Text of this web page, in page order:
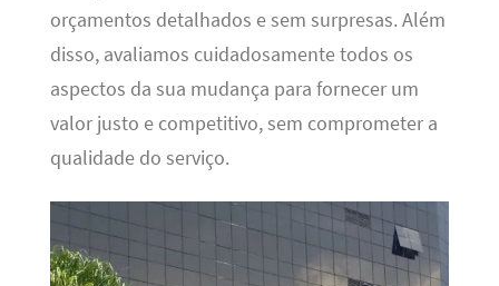
orçamentos detalhados e sem surpresas. Além
disso, avaliamos cuidadosamente todos os
aspectos da sua mudança para fornecer um
valor justo e competitivo, sem comprometer a
qualidade do serviço.